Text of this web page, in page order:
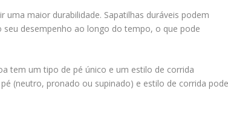
uma maior durabilidade. Sapatilhas duráveis podem
desempenho ao longo do tempo, o que pode
tem um tipo de pé único e um estilo de corrida
(neutro, pronado ou supinado) e estilo de corrida